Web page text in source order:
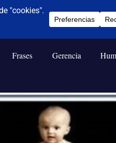
Frases Gerencia